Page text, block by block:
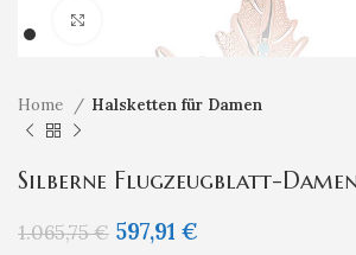
Klicken um zu vergrößern
Home Halsketten für Damen
Silberne Flugzeugblatt-
1.065,75€ 597,91 €